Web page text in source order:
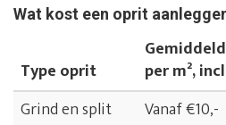
Wat kost een oprit
Type oprit
per m²,
Grind en split
Vanaf €10,-